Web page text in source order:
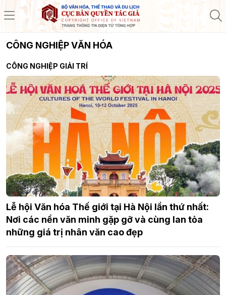
CÔNG NGHIỆP VĂN HÓA
CÔNG NGHIỆP GIẢI TRÍ
Lễ hội Văn hóa Thế giới tại Hà Nội lần thứ nhất:
Nơi các nền văn minh gặp gỡ và cùng lan tỏa
những giá trị nhân văn cao đẹp